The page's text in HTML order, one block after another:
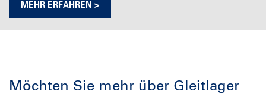
MEHR ERFAHREN >
Möchten Sie mehr über Gleitlager